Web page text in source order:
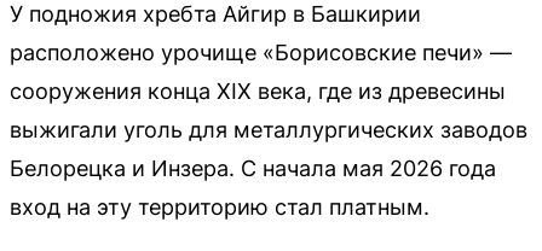
У подножия хребта Айгир в Башкирии
расположено урочище «Борисовские печи» —
сооружения конца XIX века, где из древесины
выжигали уголь для металлургических заводов
Белорецка и Инзера. С начала мая 2026 года
вход на эту территорию стал платным.